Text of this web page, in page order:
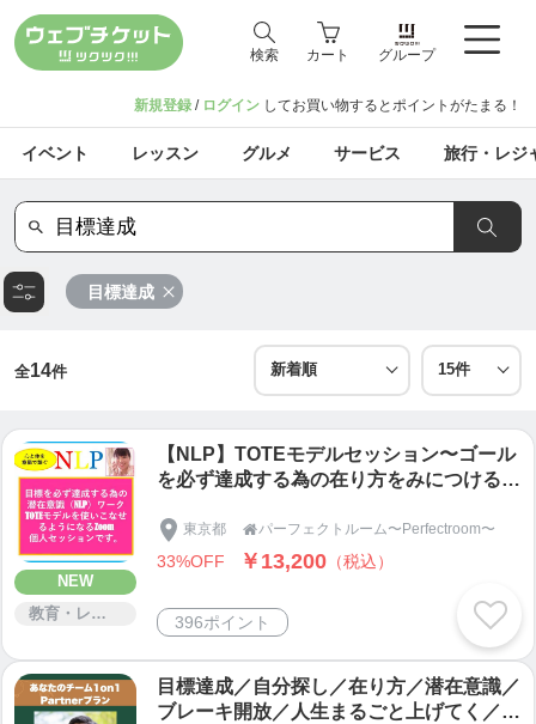
検索 カート グループ
新規登録 / ログイン してお買い物するとポイントがたまる！
イベント レッスン グルメ サービス 旅行・レジ
目標達成
全14件
NEW
教育・レッスン・講習
【NLP】TOTEモデルセッション〜ゴール
を必ず達成する為の在り方をみにつけるセ
東京都 パーフェクトルーム〜Perfectroom〜
33%OFF ￥13,200 （税込）
396ポイント
目標達成／自分探し／在り方／潜在意識／
ブレーキ開放／人生まるごと上げてく／あ